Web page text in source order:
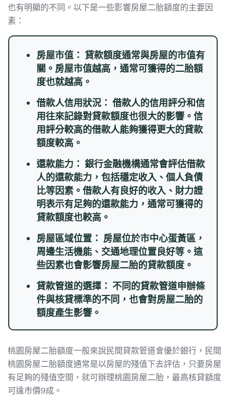
也有明顯的不同。以下是一些影響房屋二胎額度的主要因
素：
房屋市值： 貸款額度通常與房屋的市值有
關。房屋市值越高，通常可獲得的二胎額
度也就越高。
借款人信用狀況： 借款人的信用評分和信
用往來記錄對貸款額度也很大的影響。信
用評分較高的借款人能夠獲得更大的貸款
額度較高。
還款能力： 銀行金融機構通常會評估借款
人的還款能力，包括穩定收入、個人負債
比等因素。借款人有良好的收入、財力證
明表示有足夠的還款能力，通常可獲得的
貸款額度也較高。
房屋區域位置： 房屋位於市中心蛋黃區，
周邊生活機能、交通地理位置良好等。這
些因素也會影響房屋二胎的貸款額度。
貸款管道的選擇： 不同的貸款管道申辦條
件與核貸標準的不同，也會對房屋二胎的
額度產生影響。
桃園房屋二胎額度一般來說民間貸款管道會優於銀行，民間
桃園房屋二胎額度通常是以房屋的殘值下去評估，只要房屋
有足夠的殘值空間，就可辦理桃園房屋二胎，最高核貸額度
可達市價9成。